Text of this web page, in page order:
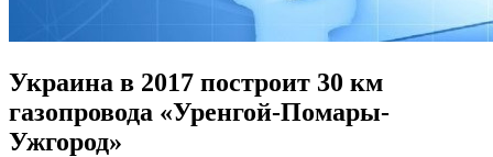
Украина в 2017 построит 30 км
газопровода «Уренгой-Помары-
Ужгород»